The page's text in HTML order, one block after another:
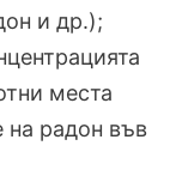
и др.);
места
радон във